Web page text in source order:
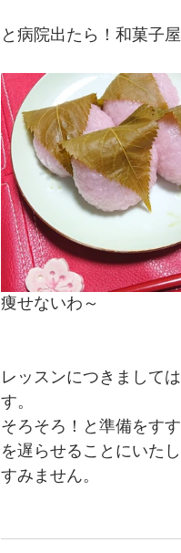
と病院出たら！和菓子
痩せないわ～
レッスンにつきまして
す。
そろそろ！と準備をす
を遅らせることにいたし
すみません。